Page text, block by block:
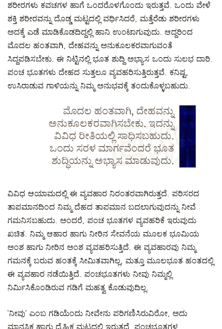
ಶರೀರಗಳು ಕವಚಗಳ ಹಾಗೆ ಒಂದರೊಳಗೊಂದು ಇರುತ್ತವೆ. ಒಂದು ವೇಳೆ
ಶಕ್ತಿ ಶರೀರವನ್ನು ದೊಡ್ಡ ಮಟ್ಟದಲ್ಲಿ ವರ್ಧಿಸಿದರೆ, ಮತ್ತೆರೆಡು ಶರೀರಗಳು
ಅದಕ್ಕೆ ಎಡೆ ಮಾಡಿಕೊಡದಿದ್ದಲ್ಲಿ ಹಾನಿ ಉಂಟಾಗುವುದು. ಆದ್ದರಿಂದ
ಮೊದಲ ಹಂತವಾಗಿ, ದೇಹವನ್ನು ಅನುಕೂಲಕರವಾಗುವಂತೆ
ಸಿದ್ದಪಡಿಸಬೇಕು. ಈ ನಿಟ್ಟಿನಲ್ಲಿ ಭೂತ ಶುದ್ದಿ ಅಭ್ಯಾಸ ಒಂದು ಸುಲಭ ದಾರಿ.
ಪಂಚ ಭೂತಗಳು ದೇಹದ ಸುತ್ತಲೂ ವ್ಯವಹರಿಸುತ್ತಿರುತ್ತವೆ. ಕನಿಷ್ಟ,
ಉಸಿರಾಡುವ ಗಾಳಿಯನ್ನು ನಿಮ್ಮ ಅನುಭವಕ್ಕೆ ತಂದುಕೊಳ್ಳಬಹುದು.
ಮೊದಲ ಹಂತವಾಗಿ, ದೇಹವನ್ನು
ಅನುಕೂಲಕರವಾಗಿಸಬೇಕು. ಇದನ್ನು
ವಿವಿಧ ರೀತಿಯಲ್ಲಿ ಸಾಧಿಸಬಹುದು.
ಒಂದು ಸರಳ ಮಾರ್ಗವೆಂದರೆ ಭೂತ
ಶುದ್ಧಿಯನ್ನು ಅಭ್ಯಾಸ ಮಾಡುವುದು.
ವಿವಿಧ ಆಯಾಮದಲ್ಲಿ ಈ ವ್ಯವಹಾರ ನಿರಂತರವಾಗಿರುತ್ತದೆ. ಪರಿಸರದ
ತಾಪಮಾನದಿಂದ ನಿಮ್ಮ ದೆಹದ ತಾಪಮಾನ ಬದಲಾಗುವುದನ್ನು ನೀವೆ
ಗಮನಿಸಬಹುದು. ಅಂದರೆ, ಪಂಚ ಭೂತಗಳ ವ್ಯವಹರಿಕೆ ಇರುವುದು
ಖಚಿತ. ನಿಮ್ಮ ಆಹಾರ ಹಾಗು ನೀರಿನ ಸೇವನೆಯ ಮೂಲಕ ಭೂಮಿಯ
ಅಂಶ ಹಾಗು ನೀರಿನ ಅಂಶ ವ್ಯವಹರಿಸುತ್ತಿದೆ. ಈ ವ್ಯವಹಾರವು ನಿಮ್ಮ
ಗಮನಕ್ಕೆ ಬರುವ ಹಂತಕ್ಕೆ ಸೀಮಿತವಾಗಿಲ್ಲ, ಮತ್ತೂ ಮೂಲಭೂತ ಹಂತದಲ್ಲಿ
ಈ ವ್ಯವಹಾರ ನಡೆಯಿತ್ತಿದೆ. ಪಂಚಭೂತಗಳು ನೀವು ನಿಮ್ಮಲ್ಲಿ
ನಿರ್ಮಿಸಿಕೊಂಡಿರುವ ಗಡಿಗೆ ಮಹತ್ವ ಕೊಡುವುದಿಲ್ಲ.
‘ನೀವು’ ಎಂಬ ಗಡಿಯೆಂದು ನೀವೇನು ಪರಿಗಣಿಸಿರುವಿರೋ, ಅದು
ಮಾನಸಿಕ ಹಾಗು ದೈಹಿಕ ಮಟ್ಟದಲ್ಲಿ ಇರುತ್ತದೆ. ಪಂಚಭೂತಗಳ